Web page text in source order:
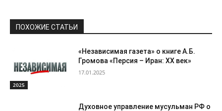
ПОХОЖИЕ СТАТЬИ
2025
«Независимая газета» о книге А.Б.
Громова «Персия – Иран: ХХ век»
17.01.2025
Духовное управление мусульман РФ о